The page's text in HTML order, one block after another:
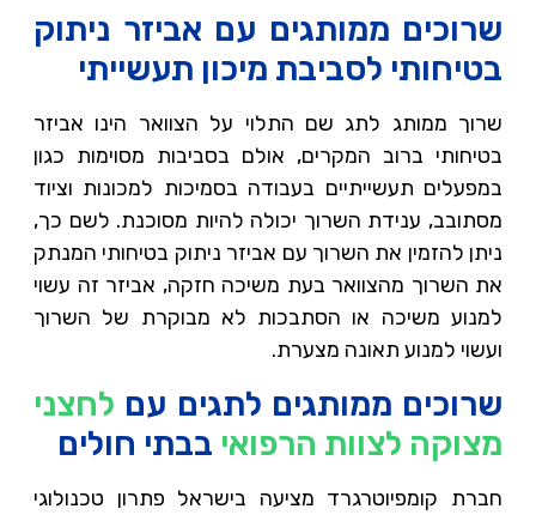
שרוכים ממותגים עם אביזר ניתוק
בטיחותי לסביבת מיכון תעשייתי
שרוך ממותג לתג שם התלוי על הצוואר הינו אביזר
בטיחותי ברוב המקרים, אולם בסביבות מסוימות כגון
במפעלים תעשייתיים בעבודה בסמיכות למכונות וציוד
מסתובב, ענידת השרוך יכולה להיות מסוכנת. לשם כך,
ניתן להזמין את השרוך עם אביזר ניתוק בטיחותי המנתק
את השרוך מהצוואר בעת משיכה חזקה, אביזר זה עשוי
למנוע משיכה או הסתבכות לא מבוקרת של השרוך
ועשוי למנוע תאונה מצערת.
שרוכים ממותגים לתגים עם לחצני
מצוקה לצוות הרפואי בבתי חולים
חברת קומפיוטרגרד מציעה בישראל פתרון טכנולוגי